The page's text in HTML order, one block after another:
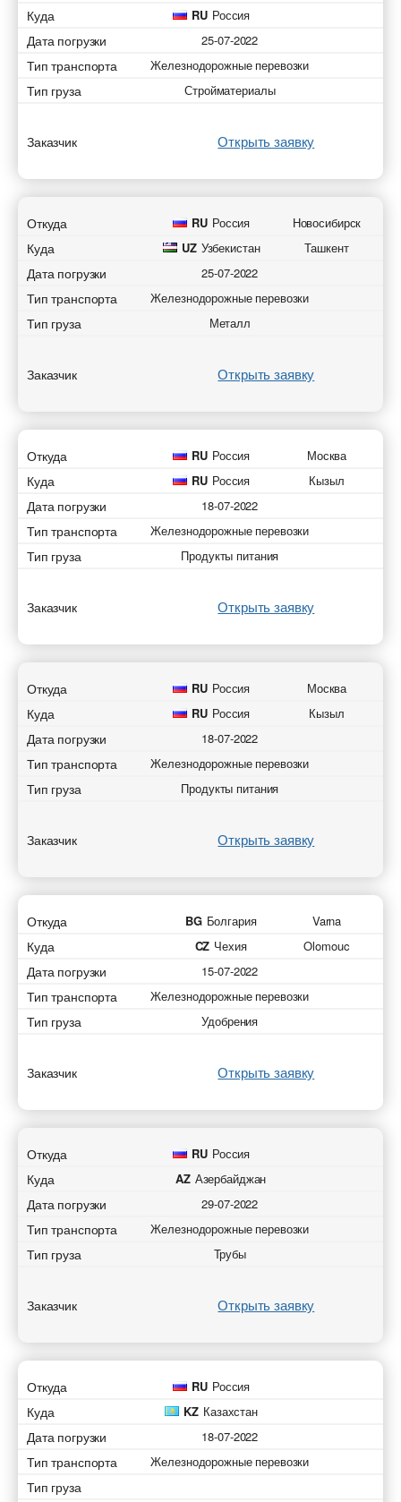
Добавить груз для Ж.Д. перевозок
Станция назначения
Наименование груза
Добавить транспорт для Ж.Д. перевозок
Страна загрузки
Свободен с
Тип вагона
Куда RU Россия
Дата погрузки 25-07-2022
Тип транспорта Железнодорожные перевозки
Тип груза Стройматериалы
Заказчик Открыть заявку
Откуда RU Россия Новосибирск
Куда UZ Узбекистан Ташкент
Дата погрузки 25-07-2022
Тип транспорта Железнодорожные перевозки
Тип груза Металл
Заказчик Открыть заявку
Откуда RU Россия Москва
Куда RU Россия Кызыл
Дата погрузки 18-07-2022
Тип транспорта Железнодорожные перевозки
Тип груза Продукты питания
Заказчик Открыть заявку
Откуда RU Россия Москва
Куда RU Россия Кызыл
Дата погрузки 18-07-2022
Тип транспорта Железнодорожные перевозки
Тип груза Продукты питания
Заказчик Открыть заявку
Откуда BG Болгария Varna
Куда CZ Чехия Olomouc
Дата погрузки 15-07-2022
Тип транспорта Железнодорожные перевозки
Тип груза Удобрения
Заказчик Открыть заявку
Откуда RU Россия
Куда AZ Азербайджан
Дата погрузки 29-07-2022
Тип транспорта Железнодорожные перевозки
Тип груза Трубы
Заказчик Открыть заявку
Откуда RU Россия
Куда KZ Казахстан
Дата погрузки 18-07-2022
Тип транспорта Железнодорожные перевозки
Тип груза
Узнать стоимость перевозки
Страна загрузки
Город выгрузки
Дата погрузки
Разместить транспорт для поиска груза
Страна загрузки
Свободен с